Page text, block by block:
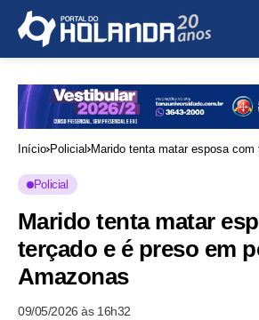
Início Policial Marido tenta matar esposa
Policial
Marido tenta matar
terçado e é preso em
Amazonas
09/05/2026 às 16h32